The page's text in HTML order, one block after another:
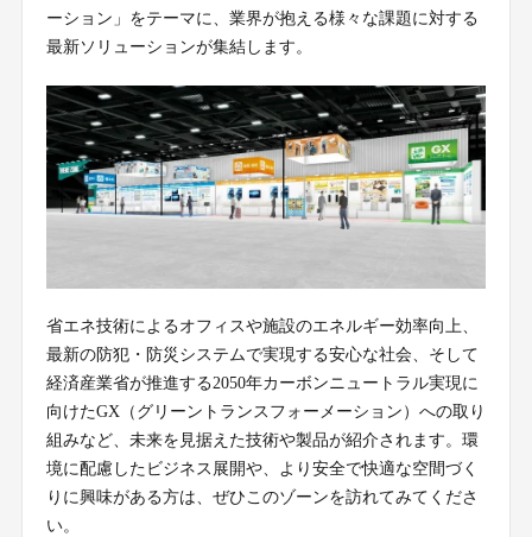
ーション」をテーマに、業界が抱える様々な課題に対する
最新ソリューションが集結します。
省エネ技術によるオフィスや施設のエネルギー効率向上、
最新の防犯・防災システムで実現する安心な社会、そして
経済産業省が推進する2050年カーボンニュートラル実現に
向けたGX（グリーントランスフォーメーション）への取り
組みなど、未来を見据えた技術や製品が紹介されます。環
境に配慮したビジネス展開や、より安全で快適な空間づく
りに興味がある方は、ぜひこのゾーンを訪れてみてくださ
い。